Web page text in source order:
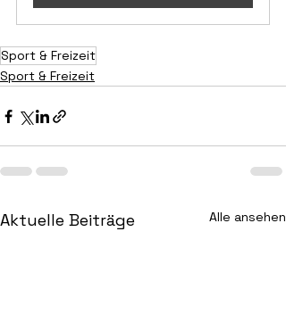
Sport & Freizeit
Sport & Freizeit
Aktuelle Beiträge Alle ansehen